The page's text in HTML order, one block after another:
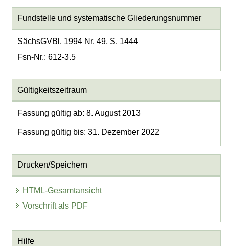
Fundstelle und systematische Gliederungsnummer
SächsGVBl. 1994 Nr. 49, S. 1444
Fsn-Nr.: 612-3.5
Gültigkeitszeitraum
Fassung gültig ab: 8. August 2013
Fassung gültig bis: 31. Dezember 2022
Drucken/Speichern
HTML-Gesamtansicht
Vorschrift als PDF
Hilfe